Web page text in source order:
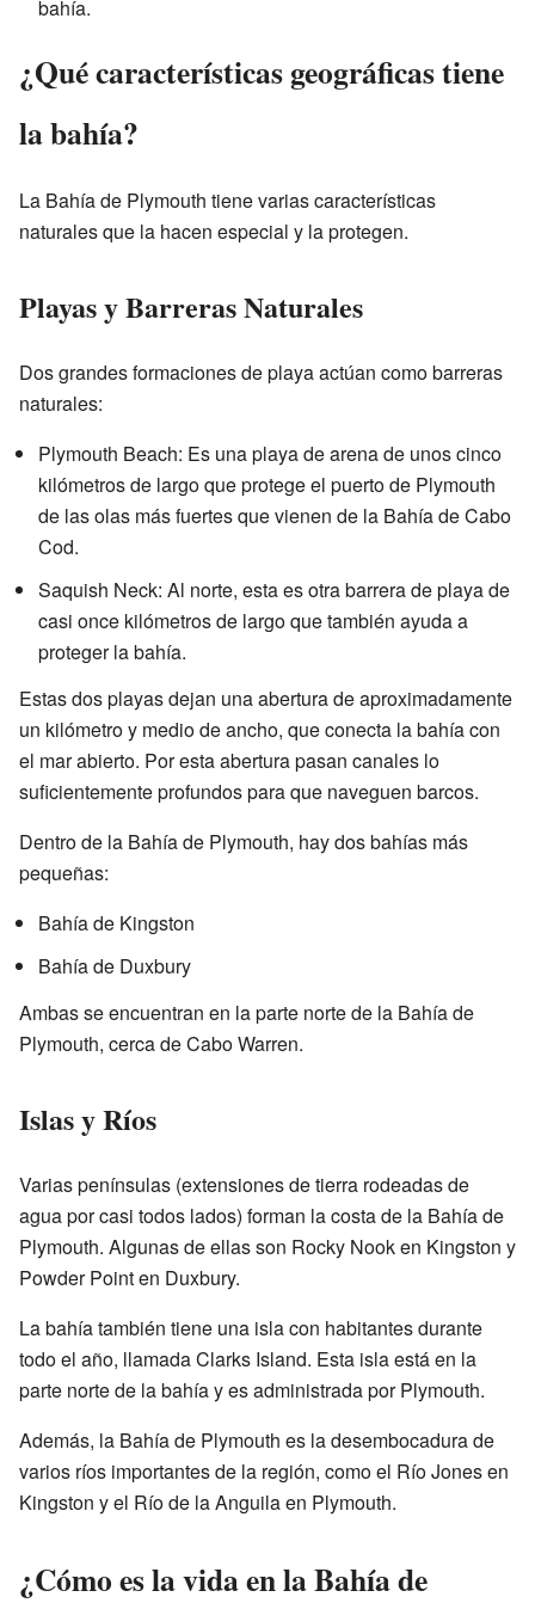
bahía.
¿Qué características geográficas tiene
la bahía?
La Bahía de Plymouth tiene varias características
naturales que la hacen especial y la protegen.
Playas y Barreras Naturales
Dos grandes formaciones de playa actúan como barreras
naturales:
Plymouth Beach: Es una playa de arena de unos cinco
kilómetros de largo que protege el puerto de Plymouth
de las olas más fuertes que vienen de la Bahía de Cabo
Cod.
Saquish Neck: Al norte, esta es otra barrera de playa de
casi once kilómetros de largo que también ayuda a
proteger la bahía.
Estas dos playas dejan una abertura de aproximadamente
un kilómetro y medio de ancho, que conecta la bahía con
el mar abierto. Por esta abertura pasan canales lo
suficientemente profundos para que naveguen barcos.
Dentro de la Bahía de Plymouth, hay dos bahías más
pequeñas:
Bahía de Kingston
Bahía de Duxbury
Ambas se encuentran en la parte norte de la Bahía de
Plymouth, cerca de Cabo Warren.
Islas y Ríos
Varias penínsulas (extensiones de tierra rodeadas de
agua por casi todos lados) forman la costa de la Bahía de
Plymouth. Algunas de ellas son Rocky Nook en Kingston y
Powder Point en Duxbury.
La bahía también tiene una isla con habitantes durante
todo el año, llamada Clarks Island. Esta isla está en la
parte norte de la bahía y es administrada por Plymouth.
Además, la Bahía de Plymouth es la desembocadura de
varios ríos importantes de la región, como el Río Jones en
Kingston y el Río de la Anguila en Plymouth.
¿Cómo es la vida en la Bahía de